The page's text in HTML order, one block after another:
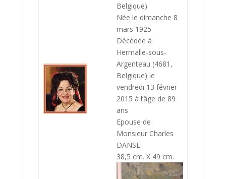
Belgique)
Née le dimanche 8
mars 1925
Décédée à
Hermalle-sous-
Argenteau (4681,
Belgique) le
vendredi 13 février
2015 à l’âge de 89
ans
Epouse de
Monsieur Charles
DANSE
38,5 cm. X 49 cm.